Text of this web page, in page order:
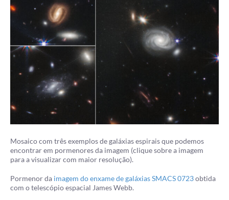
Mosaico com três exemplos de galáxias espirais que podemos
encontrar em pormenores da imagem (clique sobre a imagem
para a visualizar com maior resolução).
Pormenor da imagem do enxame de galáxias SMACS 0723obtida
com o telescópio espacial James Webb.